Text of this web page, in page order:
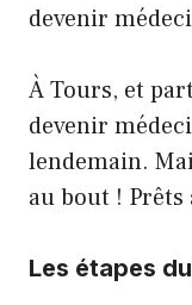
devenir
À Tours, et
devenir
lendemain.
au bout ! Prêts
Les étapes